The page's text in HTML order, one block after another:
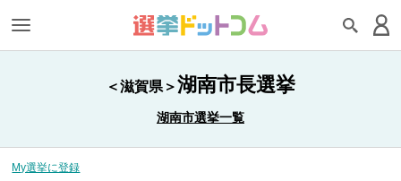
＜滋賀県＞湖南市長選挙
湖南市選挙一覧
My選挙に登録